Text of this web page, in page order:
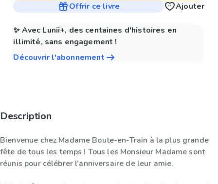
Offrir ce livre
Ajouter
✨ Avec Lunii+, des centaines d'histoires en
illimité, sans engagement !
Découvrir l'abonnement
Description
Bienvenue chez Madame Boute-en-Train à la plus grande
fête de tous les temps ! Tous les Monsieur Madame sont
réunis pour célébrer l’anniversaire de leur amie.